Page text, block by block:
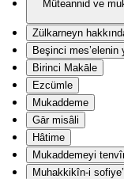
Müteannid ve
Zülkarneyn
Beşinci mes’elenin
Birinci Makāle
Ezcümle
Mukaddeme
Gār misâli
Hâtime
Mukaddemeyi
Muhakkikîn-i